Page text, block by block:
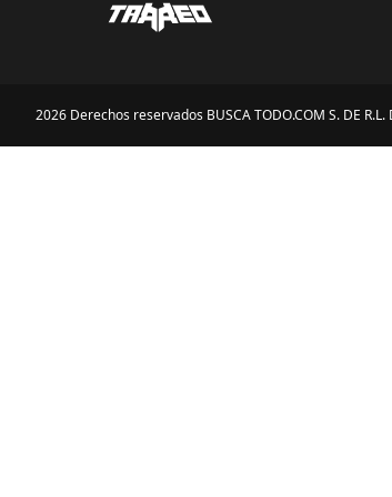
2026 Derechos reservados BUSCA TODO.COM S. DE R.L.